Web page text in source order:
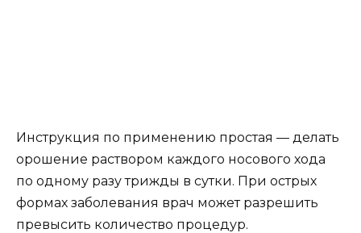
Инструкция по применению простая — делать
орошение раствором каждого носового хода
по одному разу трижды в сутки. При острых
формах заболевания врач может разрешить
превысить количество процедур.